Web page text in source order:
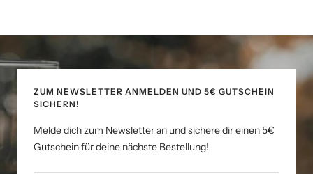
ZUM NEWSLETTER ANMELDEN UND 5€ GUTSCHEIN
SICHERN!
Melde dich zum Newsletter an und sichere dir einen 5€
Gutschein für deine nächste Bestellung!